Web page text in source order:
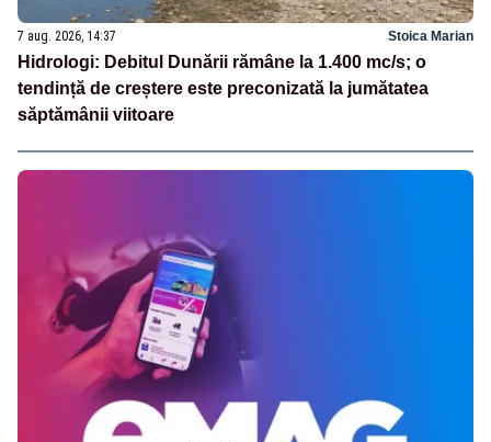
7 aug. 2026, 14:37 Stoica Marian
Hidrologi: Debitul Dunării rămâne la 1.400 mc/s; o
tendință de creștere este preconizată la jumătatea
săptămânii viitoare